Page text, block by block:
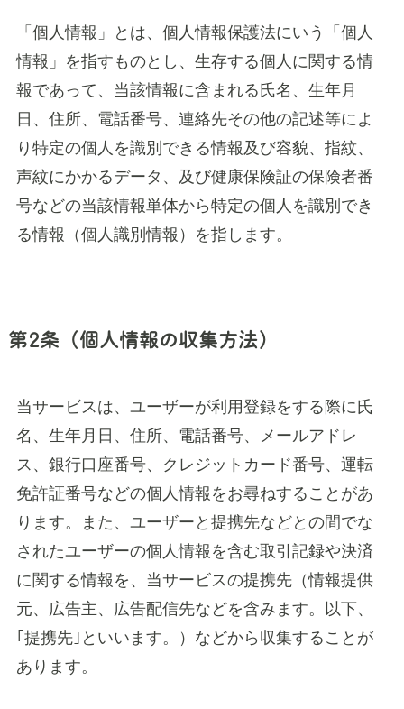
「個人情報」とは、個人情報保護法にいう「個人
情報」を指すものとし、生存する個人に関する情
報であって、当該情報に含まれる氏名、生年月
日、住所、電話番号、連絡先その他の記述等によ
り特定の個人を識別できる情報及び容貌、指紋、
声紋にかかるデータ、及び健康保険証の保険者番
号などの当該情報単体から特定の個人を識別でき
る情報（個人識別情報）を指します。
第2条（個人情報の収集方法）
当サービスは、ユーザーが利用登録をする際に氏
名、生年月日、住所、電話番号、メールアドレ
ス、銀行口座番号、クレジットカード番号、運転
免許証番号などの個人情報をお尋ねすることがあ
ります。また、ユーザーと提携先などとの間でな
されたユーザーの個人情報を含む取引記録や決済
に関する情報を、当サービスの提携先（情報提供
元、広告主、広告配信先などを含みます。以下、
｢提携先｣といいます。）などから収集することが
あります。